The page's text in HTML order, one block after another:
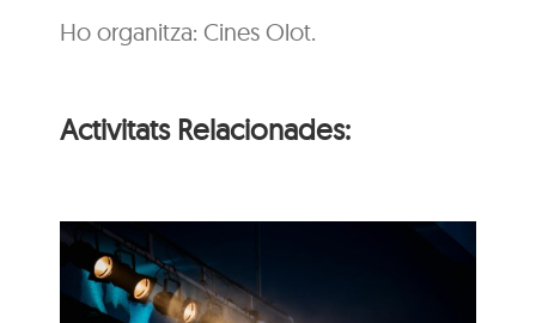
Ho organitza: Cines Olot.
Activitats Relacionades: